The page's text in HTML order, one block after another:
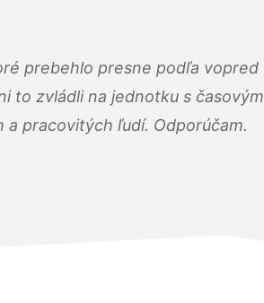
prebehlo presne podľa vopred
to zvládli na jednotku s časovým
pracovitých ľudí. Odporúčam.